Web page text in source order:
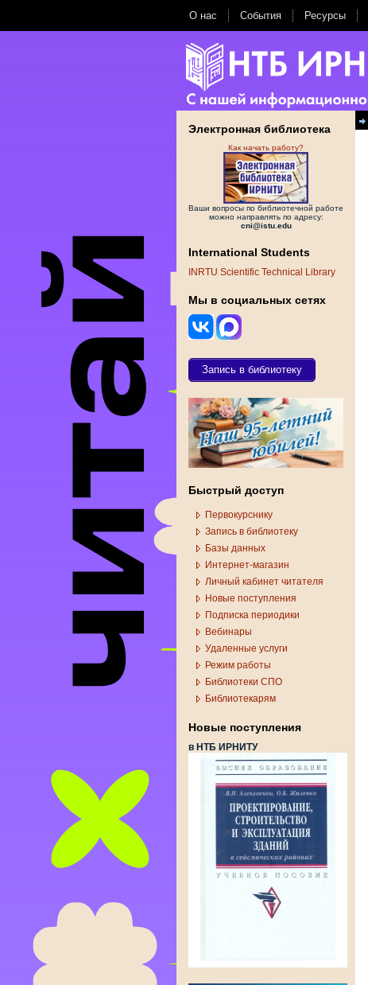
О нас События Ресурсы
Электронная библиотека
Как начать работу?
Ваши вопросы по библиотечной работе
можно направлять по адресу:
cni@istu.edu
International Students
INRTU Scientific Technical Library
Мы в социальных сетях
Запись в библиотеку
Быстрый доступ
Первокурснику
Запись в библиотеку
Базы данных
Интернет-магазин
Личный кабинет читателя
Новые поступления
Подписка периодики
Вебинары
Удаленные услуги
Режим работы
Библиотеки СПО
Библиотекарям
Новые поступления
в НТБ ИРНИТУ